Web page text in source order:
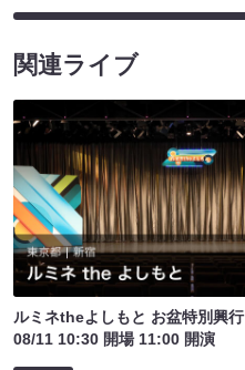
関連ライブ
ルミネtheよしもと お盆特別興行
08/11 10:30 開場 11:00 開演